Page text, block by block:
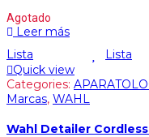
Agotado
Leer más
Lista
Lista
Quick view
Categories:
Marcas, WAHL
Wahl Detailer